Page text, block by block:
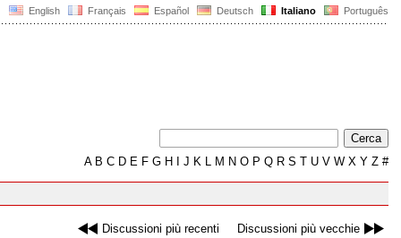
English Français Español Deutsch Italiano Português
AB C D E F G H J K L M N O P Q R S T U V W X Y Z #
Discussioni più recenti Discussioni più vecchie